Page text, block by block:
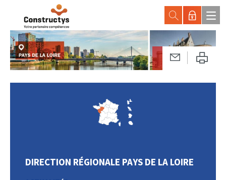
DIRECTION RÉGIONALE PAYS DE LA LOIRE